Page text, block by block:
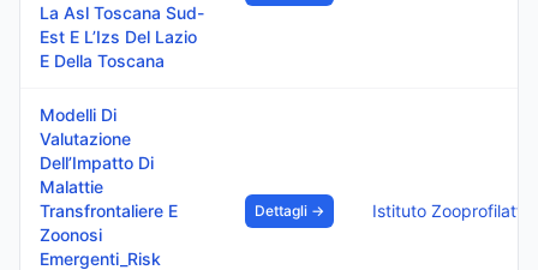
La Asl Toscana Sud-
Est E L’Izs Del Lazio
E Della Toscana
Modelli Di
Valutazione
Dell’Impatto Di
Malattie
Transfrontaliere E
Zoonosi
Emergenti_Risk
Dettagli →